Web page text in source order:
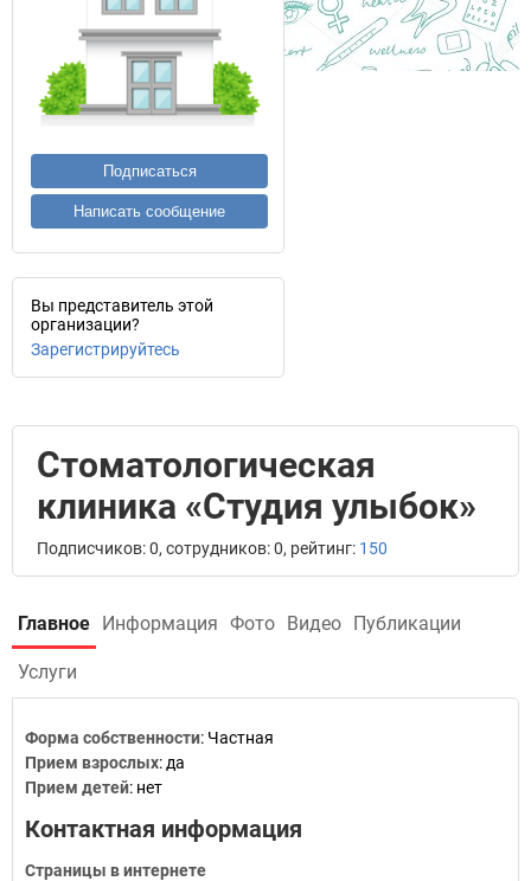
Подписаться
Написать сообщение
Вы представитель этой
организации?
Зарегистрируйтесь
Стоматологическая
клиника «Студия улыбок»
Подписчиков: 0, сотрудников: 0, рейтинг: 150
Главное Информация Фото Видео Публикации
Услуги
Форма собственности: Частная
Прием взрослых: да
Прием детей: нет
Контактная информация
Страницы в интернете